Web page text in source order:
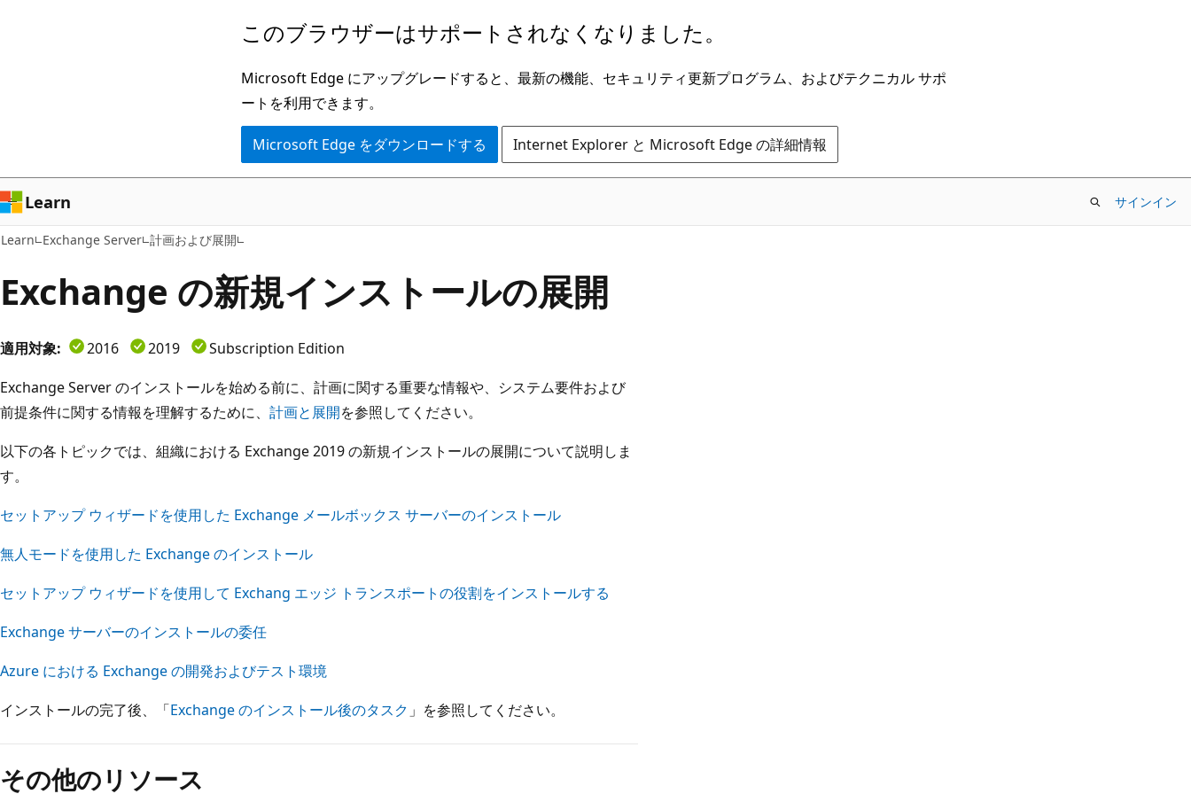
ン
ツ
に
ス
ッ
このブラウザーはサポートされなくなりました。
Microsoft Edge にアップグレードすると、最新の機能、セキュリティ更新プログラム、およびテクニカル サポ
ートを利用できます。
Microsoft Edge をダウンロードする Internet Explorer と Microsoft Edge の詳細情報
Learn サインイン
Learn Exchange Server 計画および展開
Exchange の新規インストールの展開
適用対象: 2016 2019
Subscription Edition
Exchange Server のインストールを始める前に、計画に関する重要な情報や、システム要件および
前提条件に関する情報を理解するために、 計画と展開を参照してください。
以下の各トピックでは、組織における Exchange 2019 の新規インストールの展開について説明しま
す。
セットアップ ウィザードを使用した Exchange メールボックス サーバーのインストール
無人モードを使用した Exchange のインストール
セットアップ ウィザードを使用して Exchang エッジ トランスポートの役割をインストールする
Exchange サーバーのインストールの委任
Azure における Exchange の開発およびテスト環境
インストールの完了後、「Exchange のインストール後のタスク 」を参照してください。
取
その他のリソース